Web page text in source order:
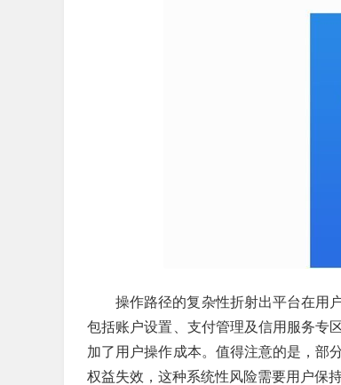
操作路径的复杂性折射出平台在用
包括账户设置、支付管理及信用服务专
加了用户操作成本。值得注意的是，部
权益失效，这种系统性风险需要用户保持